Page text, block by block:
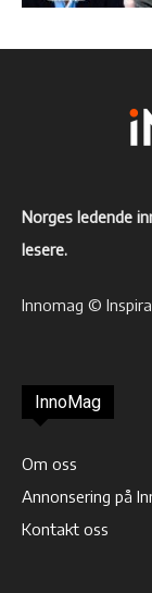
Norges ledende
lesere.
Innomag ©
InnoMag
Om oss
Annonsering på
Kontakt oss